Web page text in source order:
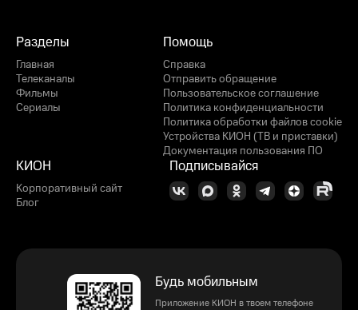
Разделы
Главная
Телеканалы
Фильмы
Сериалы
Помощь
Справка
Отправить обращение
Пользовательское соглашение
Политика конфиденциальности
Политика обработки файлов cookie
Устройства КИОН (ТВ и приставки)
Документация пользования ПО
КИОН
Корпоративный сайт
Блог
Подписывайся
Будь мобильным
Приложение КИОН в твоем телефоне